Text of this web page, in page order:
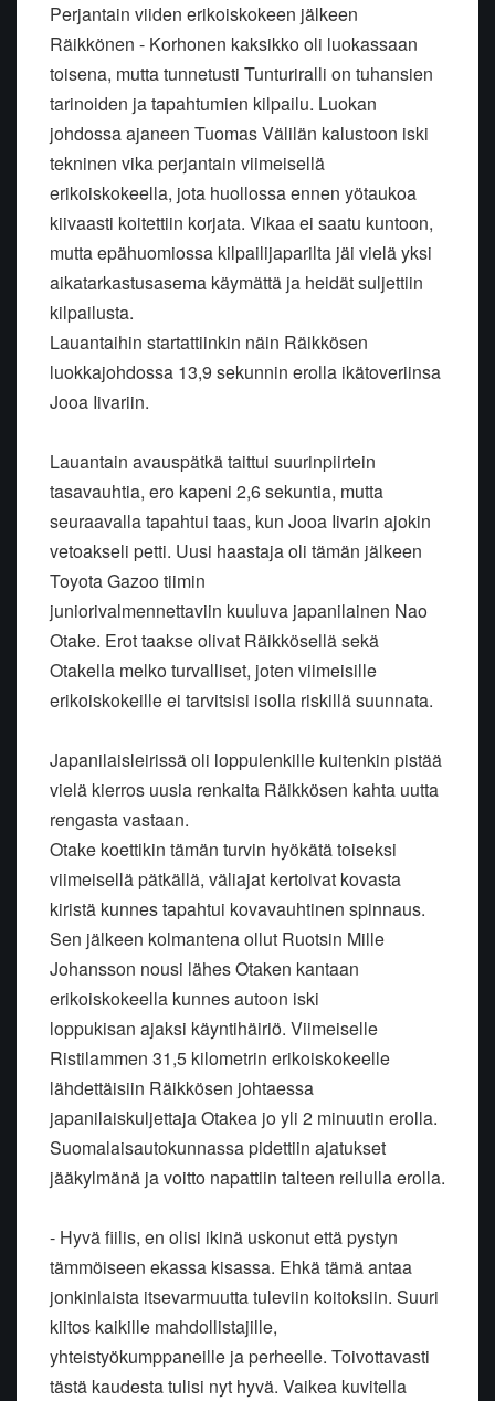
Perjantain viiden erikoiskokeen jälkeen
Räikkönen - Korhonen kaksikko oli luokassaan
toisena, mutta tunnetusti Tunturiralli on tuhansien
tarinoiden ja tapahtumien kilpailu. Luokan
johdossa ajaneen Tuomas Välilän kalustoon iski
tekninen vika perjantain viimeisellä
erikoiskokeella, jota huollossa ennen yötaukoa
kiivaasti koitettiin korjata. Vikaa ei saatu kuntoon,
mutta epähuomiossa kilpailijaparilta jäi vielä yksi
aikatarkastusasema käymättä ja heidät suljettiin
kilpailusta.
Lauantaihin startattiinkin näin Räikkösen
luokkajohdossa 13,9 sekunnin erolla ikätoveriinsa
Jooa Iivariin.
Lauantain avauspätkä taittui suurinpiirtein
tasavauhtia, ero kapeni 2,6 sekuntia, mutta
seuraavalla tapahtui taas, kun Jooa Iivarin ajokin
vetoakseli petti. Uusi haastaja oli tämän jälkeen
Toyota Gazoo tiimin
juniorivalmennettaviin kuuluva japanilainen Nao
Otake. Erot taakse olivat Räikkösellä sekä
Otakella melko turvalliset, joten viimeisille
erikoiskokeille ei tarvitsisi isolla riskillä suunnata.
Japanilaisleirissä oli loppulenkille kuitenkin pistää
vielä kierros uusia renkaita Räikkösen kahta uutta
rengasta vastaan.
Otake koettikin tämän turvin hyökätä toiseksi
viimeisellä pätkällä, väliajat kertoivat kovasta
kiristä kunnes tapahtui kovavauhtinen spinnaus.
Sen jälkeen kolmantena ollut Ruotsin Mille
Johansson nousi lähes Otaken kantaan
erikoiskokeella kunnes autoon iski
loppukisan ajaksi käyntihäiriö. Viimeiselle
Ristilammen 31,5 kilometrin erikoiskokeelle
lähdettäisiin Räikkösen johtaessa
japanilaiskuljettaja Otakea jo yli 2 minuutin erolla.
Suomalaisautokunnassa pidettiin ajatukset
jääkylmänä ja voitto napattiin talteen reilulla erolla.
- Hyvä fiilis, en olisi ikinä uskonut että pystyn
tämmöiseen ekassa kisassa. Ehkä tämä antaa
jonkinlaista itsevarmuutta tuleviin koitoksiin. Suuri
kiitos kaikille mahdollistajille,
yhteistyökumppaneille ja perheelle. Toivottavasti
tästä kaudesta tulisi nyt hyvä. Vaikea kuvitella